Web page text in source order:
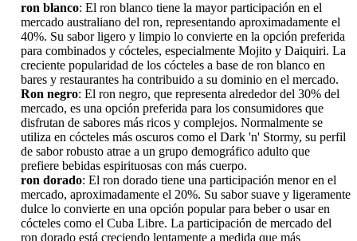
ron blanco: El ron blanco tiene la mayor participación en el
mercado australiano del ron, representando aproximadamente el
40%. Su sabor ligero y limpio lo convierte en la opción preferida
para combinados y cócteles, especialmente Mojito y Daiquiri. La
creciente popularidad de los cócteles a base de ron blanco en
bares y restaurantes ha contribuido a su dominio en el mercado.
Ron negro: El ron negro, que representa alrededor del 30% del
mercado, es una opción preferida para los consumidores que
disfrutan de sabores más ricos y complejos. Normalmente se
utiliza en cócteles más oscuros como el Dark 'n' Stormy, su perfil
de sabor robusto atrae a un grupo demográfico adulto que
prefiere bebidas espirituosas con más cuerpo.
ron dorado: El ron dorado tiene una participación menor en el
mercado, aproximadamente el 20%. Su sabor suave y ligeramente
dulce lo convierte en una opción popular para beber o usar en
cócteles como el Cuba Libre. La participación de mercado del
ron dorado está creciendo lentamente a medida que más